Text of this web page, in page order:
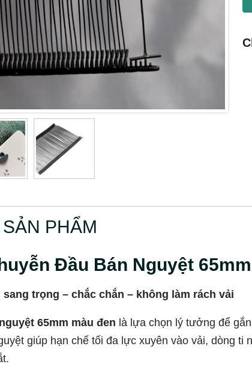
PHẨM
Đầu Bán Nguyệt
trọng – chắc chắn – không làm rách vải
65mm màu đen là lựa chọn lý tưởng để
giúp hạn chế tối đa lực xuyên vào vải, dòng